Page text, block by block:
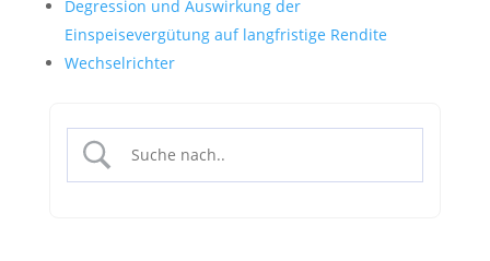
Degression und Auswirkung der
Einspeisevergütung auf langfristige Rendite
Wechselrichter